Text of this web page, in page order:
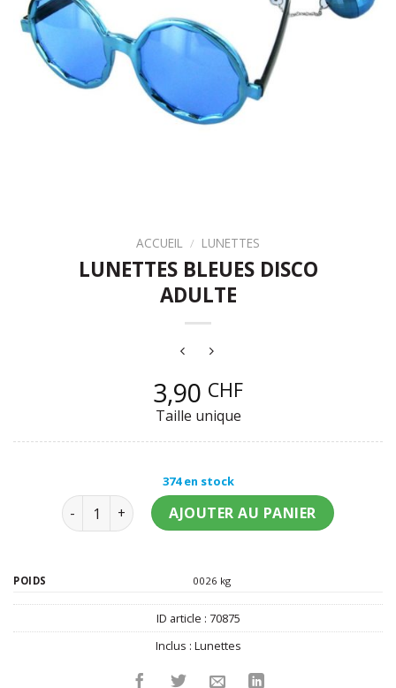
ACCUEIL / LUNETTES
LUNETTES BLEUES DISCO
ADULTE
3,90 CHF
Taille unique
374 en stock
quantité de Lunettes bleues disco adulte
AJOUTER AU PANIER
POIDS 0026 kg
ID article : 70875
Inclus : Lunettes